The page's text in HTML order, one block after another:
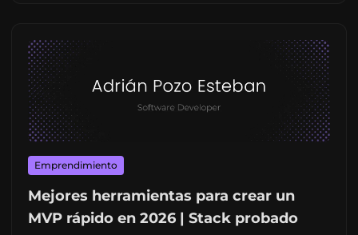
Emprendimiento
Mejores herramientas para crear un
MVP rápido en 2026 | Stack probado